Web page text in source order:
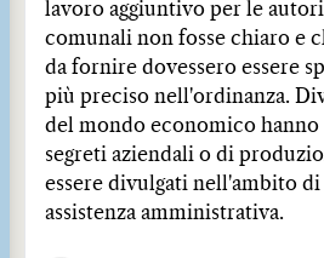
lavoro aggiuntivo per le
comunali non fosse chiaro e
da fornire dovessero essere
più preciso nell'ordinanza.
del mondo economico hanno
segreti aziendali o di
essere divulgati nell'ambito
assistenza amministrativa.